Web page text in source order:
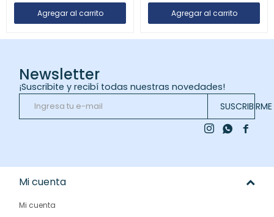
Newsletter
¡Suscribite y recibí todas nuestras novedades!
SUSCRIBIRME

 
Mi cuenta
Mi cuenta